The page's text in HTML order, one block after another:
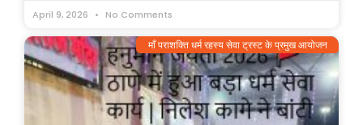
April 9, 2026 No Comments
माँ पराशक्ति धर्म रहस्य सेवा ट्रस्ट के प्रमुख आयोजन